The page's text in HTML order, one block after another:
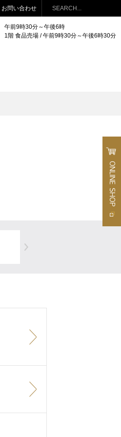
お問い合わせ 検索
ONLINE
SHOP
午前9時30分～午後6時
1階 食品売場 / 午前9時30分～午後6時30分